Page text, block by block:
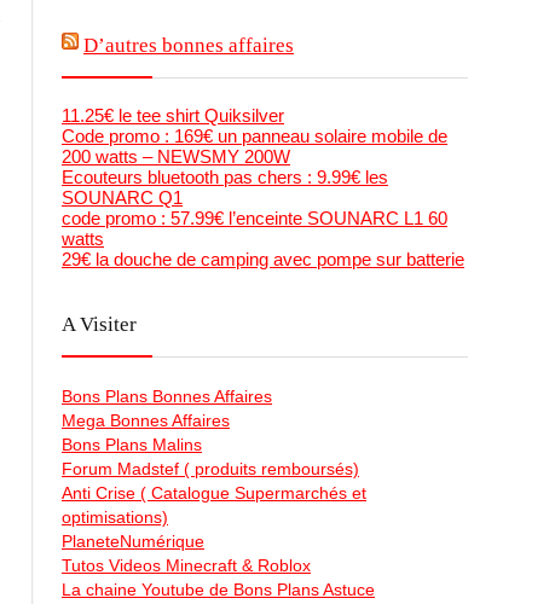
D’autres bonnes affaires
11.25€ le tee shirt Quiksilver
Code promo : 169€ un panneau solaire mobile de
200 watts – NEWSMY 200W
Ecouteurs bluetooth pas chers : 9.99€ les
SOUNARC Q1
code promo : 57.99€ l’enceinte SOUNARC L1 60
watts
29€ la douche de camping avec pompe sur batterie
A Visiter
Bons Plans Bonnes Affaires
Mega Bonnes Affaires
Bons Plans Malins
Forum Madstef ( produits remboursés)
Anti Crise ( Catalogue Supermarchés et
optimisations)
PlaneteNumérique
Tutos Videos Minecraft & Roblox
La chaine Youtube de Bons Plans Astuce